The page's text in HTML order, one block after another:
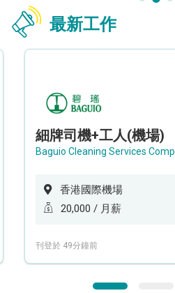
最新工作
細牌司機+工人(機場)
Baguio Cleaning Services
香港國際機場
20,000 / 月薪
刊登於 49分鐘前